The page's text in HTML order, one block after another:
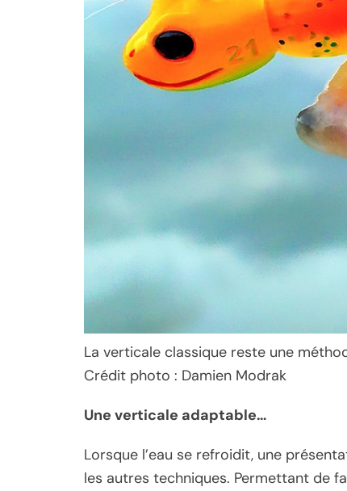
La verticale classique reste une
Crédit photo : Damien Modrak
Une verticale adaptable…
Lorsque l’eau se refroidit, une
les autres techniques. Permettant de